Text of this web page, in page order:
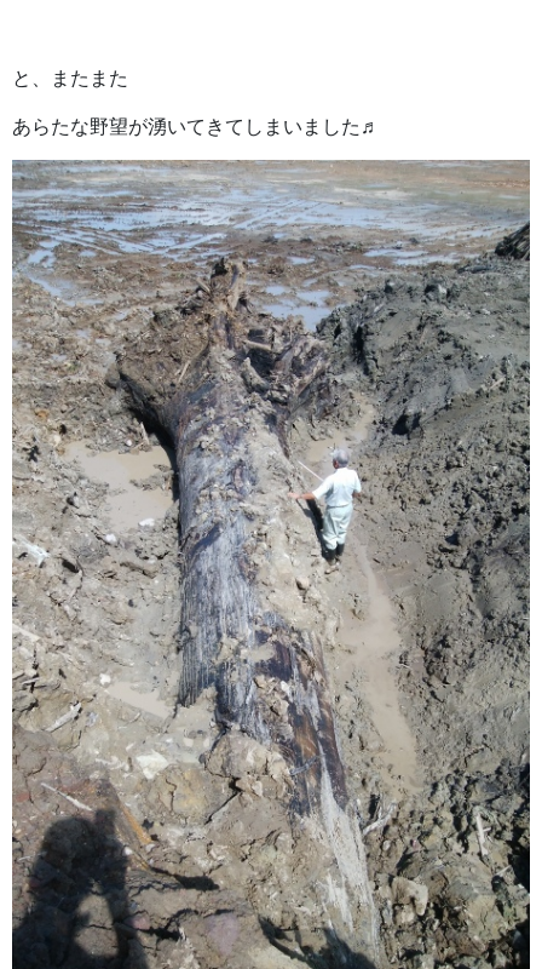
と、またまた
あらたな野望が湧いてきてしまいました♬